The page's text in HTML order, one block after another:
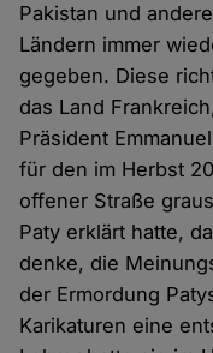
Pakistan und
Ländern immer
gegeben. Diese
das Land
Präsident
für den im Herbst
offener Straße
Paty erklärt hatte,
denke, die
der Ermordung
Karikaturen eine